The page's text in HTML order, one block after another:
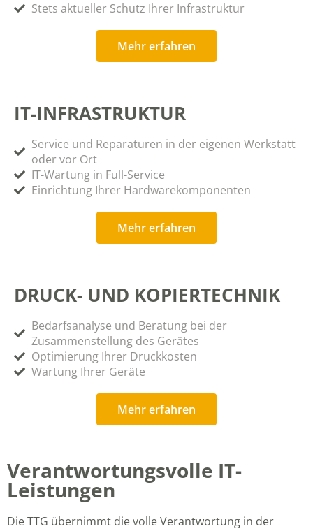
Stets aktueller Schutz Ihrer Infrastruktur
Mehr erfahren
IT-INFRASTRUKTUR
Service und Reparaturen in der eigenen Werkstatt
oder vor Ort
IT-Wartung in Full-Service
Einrichtung Ihrer Hardwarekomponenten
Mehr erfahren
DRUCK- UND KOPIERTECHNIK
Bedarfsanalyse und Beratung bei der
Zusammenstellung des Gerätes
Optimierung Ihrer Druckkosten
Wartung Ihrer Geräte
Mehr erfahren
Verantwortungsvolle IT-
Leistungen
Die TTG übernimmt die volle Verantwortung in der